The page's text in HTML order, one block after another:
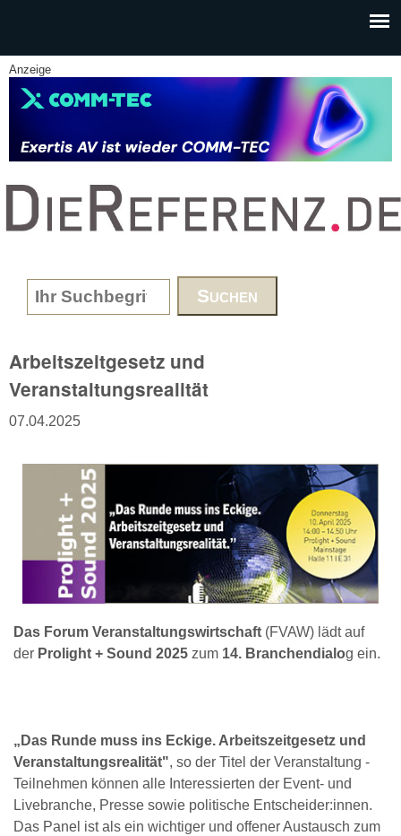
Anzeige
www.DieReferenz.de
Search form
Arbeitszeitgesetz und
Veranstaltungsrealität
07.04.2025
Das Forum Veranstaltungswirtschaft (FVAW) lädt auf
der Prolight + Sound 2025 zum 14. Branchendialog ein.
„Das Runde muss ins Eckige. Arbeitszeitgesetz und
Veranstaltungsrealität", so der Titel der Veranstaltung -
Teilnehmen können alle Interessierten der Event- und
Livebranche, Presse sowie politische Entscheider:innen.
Das Panel ist als ein wichtiger und offener Austausch zum